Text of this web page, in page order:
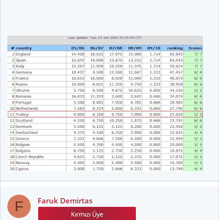
F Faruk Demirtas